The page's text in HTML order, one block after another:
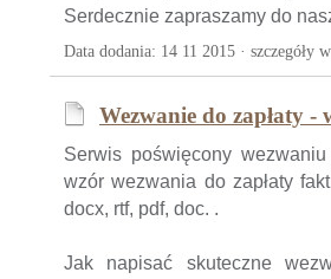
Serdecznie zapraszamy do
Data dodania: 14 11 2015 · szczegóły
Wezwanie do zapłaty
Serwis poświęcony
wzór wezwania do zapłaty
docx, rtf, pdf, doc. .
Jak napisać skuteczne